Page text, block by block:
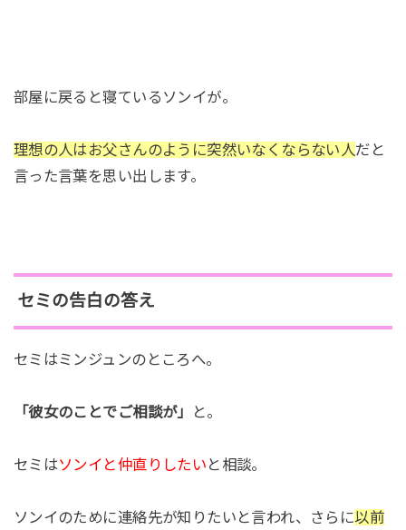
部屋に戻ると寝ているソンイが。
理想の人はお父さんのように突然いなくならない人だと
言った言葉を思い出します。
セミの告白の答え
セミはミンジュンのところへ。
「彼女のことでご相談が」 と。
セミはソンイと仲直りしたい と相談。
ソンイのために連絡先が知りたいと言われ、さらに以前